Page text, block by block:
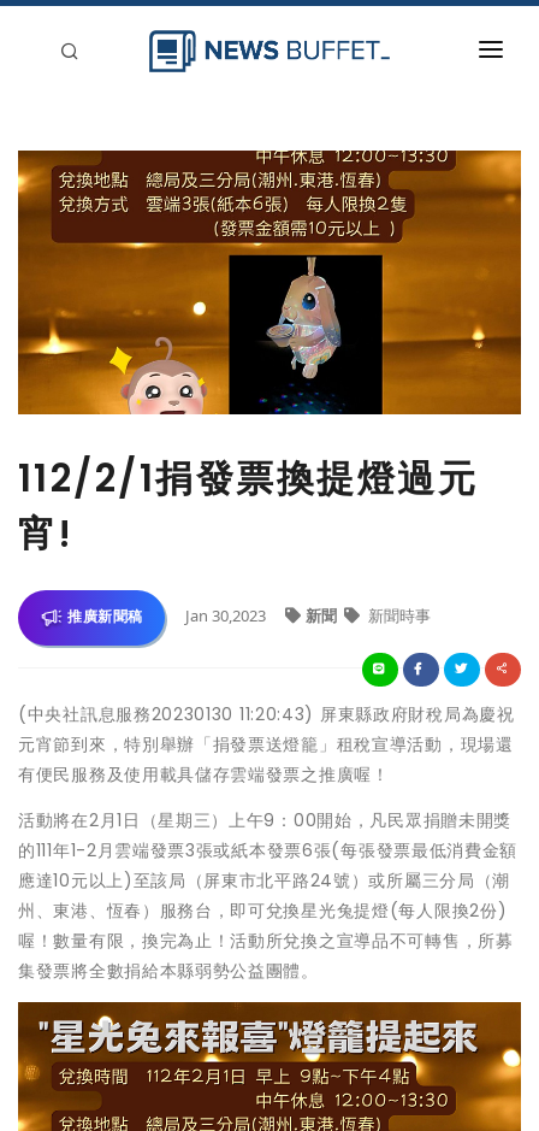
新聞稿分類
登入
112/2/1捐發票換提燈過元
宵!
推廣新聞稿 Jan 30,2023 新聞 新聞時事
(中央社訊息服務20230130 11:20:43) 屏東縣政府財稅局為慶祝
元宵節到來，特別舉辦「捐發票送燈籠」租稅宣導活動，現場還
有便民服務及使用載具儲存雲端發票之推廣喔！
活動將在2月1日（星期三）上午9：00開始，凡民眾捐贈未開獎
的111年1-2月雲端發票3張或紙本發票6張(每張發票最低消費金額
應達10元以上)至該局（屏東市北平路24號）或所屬三分局（潮
州、東港、恆春）服務台，即可兌換星光兔提燈(每人限換2份)
喔！數量有限，換完為止！活動所兌換之宣導品不可轉售，所募
集發票將全數捐給本縣弱勢公益團體。